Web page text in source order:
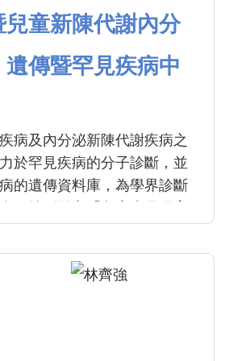
童新陳代謝內分
傳暨罕見疾病中
病及內分泌新陳代謝疾病之
於罕見疾病的分子診斷，並
的遺傳資料庫，為學界診斷
照各階段發展需搭配的治